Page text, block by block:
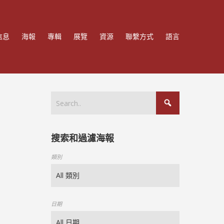
息 海報 專輯 展覽 資源 聯繫方式 語言
搜索和過濾海報
類別
日期